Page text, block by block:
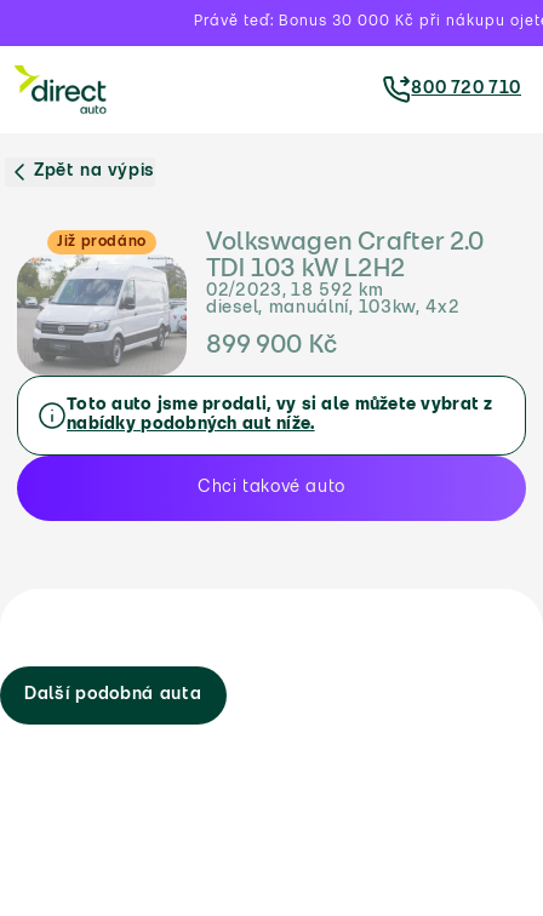
Právě teď: Bonus 30 000 Kč při nákupu
800 720 710
Zpět na výpis
Již prodáno
Volkswagen Crafter 2.0
TDI 103 kW L2H2
02/2023, 18 592 km
diesel, manuální, 103kw, 4x2
899 900 Kč
Toto auto jsme prodali, vy si ale můžete vybrat z
nabídky podobných aut níže.
Chci takové auto
Další podobná auta